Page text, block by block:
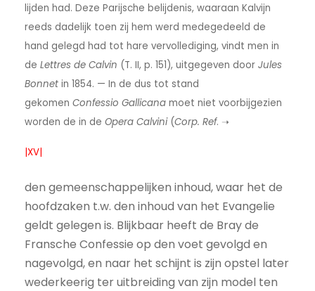
lijden had. Deze Parijsche belijdenis, waaraan Kalvijn
reeds dadelijk toen zij hem werd medegedeeld de
hand gelegd had tot hare vervollediging, vindt men in
de Lettres de Calvin (T. II, p. 151), uitgegeven door Jules
Bonnet in 1854. — In de dus tot stand
gekomen Confessio Gallicana moet niet voorbijgezien
worden de in de Opera Calvini(Corp. Ref. ➝
|XV|
den gemeenschappelijken inhoud, waar het de
hoofdzaken t.w. den inhoud van het Evangelie
geldt gelegen is. Blijkbaar heeft de Bray de
Fransche Confessie op den voet gevolgd en
nagevolgd, en naar het schijnt is zijn opstel later
wederkeerig ter uitbreiding van zijn model ten